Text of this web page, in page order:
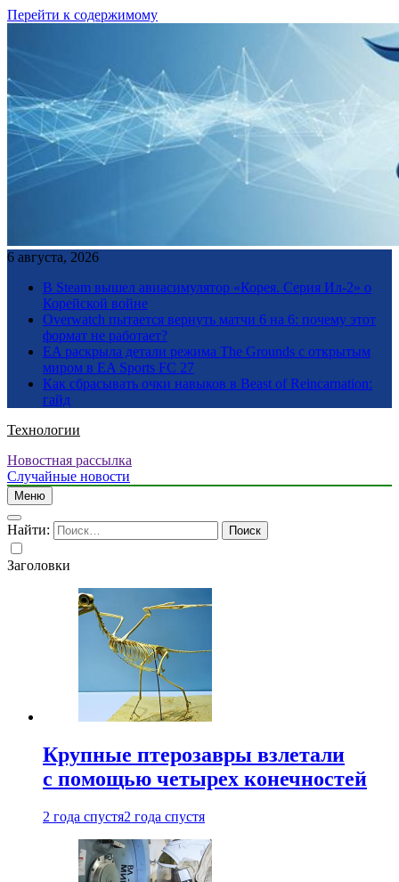
Перейти к содержимому
6 августа, 2026
В Steam вышел авиасимулятор «Корея. Серия Ил-2» о
Корейской войне
Overwatch пытается вернуть матчи 6 на 6: почему этот
формат не работает?
EA раскрыла детали режима The Grounds с открытым
миром в EA Sports FC 27
Как сбрасывать очки навыков в Beast of Reincarnation:
гайд
Технологии
Новостная рассылка
Случайные новости
Меню
Найти:
Заголовки
Крупные птерозавры взлетали
с помощью четырех конечностей
2 года спустя2 года спустя